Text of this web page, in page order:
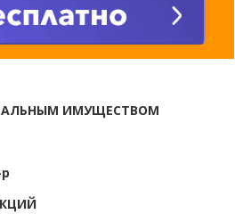
ИМУЩЕСТВОМ